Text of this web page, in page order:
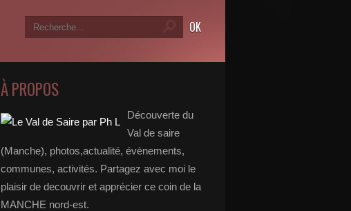
À PROPOS
Découverte du
Val de saire
(Manche), photos,actualité, évènements,
communes, activités. Partagez avec moi le
plaisir de decouvrir et apprécier ce coin de la
MANCHE nord-est.